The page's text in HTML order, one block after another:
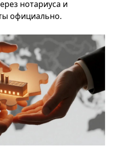
нотариуса и
официально.